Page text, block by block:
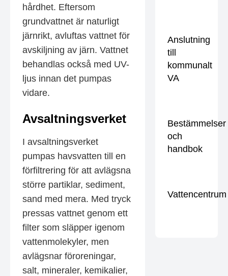
hårdhet. Eftersom
grundvattnet är naturligt
järnrikt, avluftas vattnet för
avskiljning av järn. Vattnet
behandlas också med UV-
ljus innan det pumpas
vidare.
Avsaltningsverket
I avsaltningsverket
pumpas havsvatten till en
förfiltrering för att avlägsna
större partiklar, sediment,
sand med mera. Med tryck
pressas vattnet genom ett
filter som släpper igenom
vattenmolekyler, men
avlägsnar föroreningar,
salt, mineraler, kemikalier,
Anslutning
till
kommunalt
VA
Bestämmelser
och
handbok
Vattencentrum